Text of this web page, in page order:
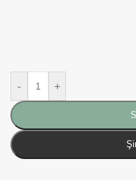
- +